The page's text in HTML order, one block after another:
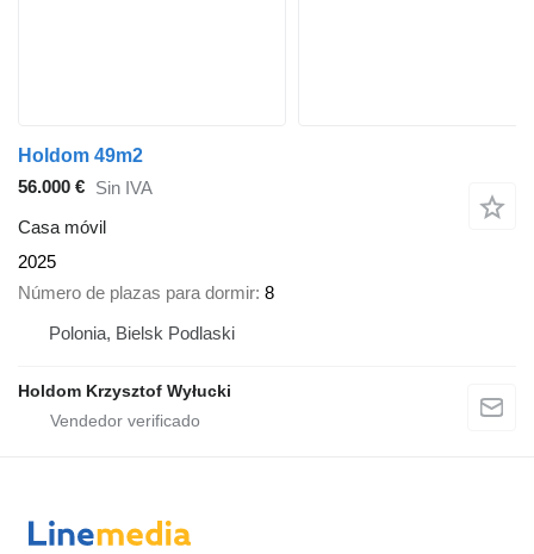
Holdom 49m2
56.000 € Sin IVA
Casa móvil
2025
Número de plazas para dormir 8
Polonia, Bielsk Podlaski
Holdom Krzysztof Wyłucki